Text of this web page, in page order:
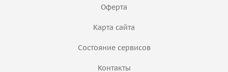
Оферта
Карта сайта
Состояние сервисов
Контакты